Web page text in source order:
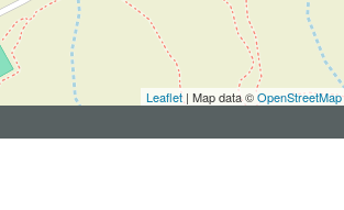
Leaflet | Map data ©OpenStreetMap